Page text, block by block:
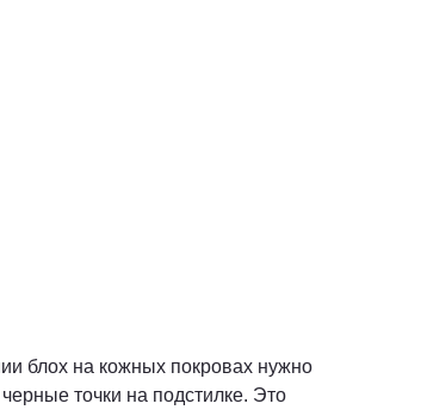
блох на кожных покровах нужно
точки на подстилке. Это